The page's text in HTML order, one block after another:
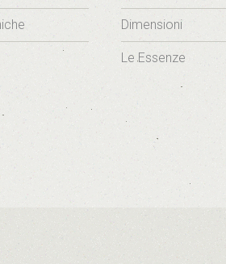
Dimensioni
Le Essenze